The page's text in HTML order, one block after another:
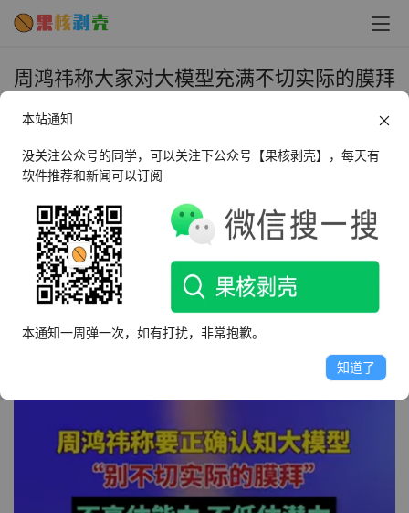
周鸿祎称大家对大模型充满不切实际的膜拜
2023年12月11日 上午10:49 • 圈内新闻
12 月 10 日消息，今年 9 月，360 智脑大模型面向公众开
放。今年 11 月，360 大模型“奇元大模型”已于 11 月 4 日
通过备案落地，360 也因此而成为国内首家两个大模型均
通过备案的科技企业。
在 2023 中国企业领袖年会上，360 创始人周鸿祎对于最
本站通知
没关注公众号的同学，可以关注下公众号【果核剥壳】，每天有
软件推荐和新闻可以订阅
本通知一周弹一次，如有打扰，非常抱歉。
知道了